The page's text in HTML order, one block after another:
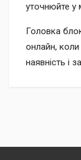
уточнюйте у
Головка
онлайн,
наявність і